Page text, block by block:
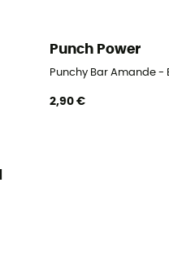
Punch Power
Punchy Bar Amande -
2,90 €